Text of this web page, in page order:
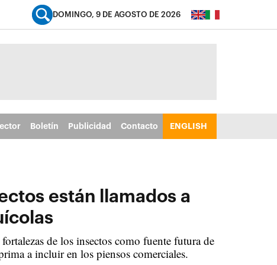
DOMINGO, 9 DE AGOSTO DE 2026
Boletín Publicidad Contacto ENGLISH
están llamados a
de los insectos como fuente futura de
a incluir en los piensos comerciales.